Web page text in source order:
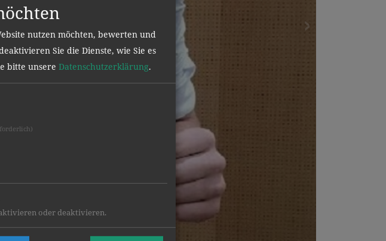
nutzen möchten, bewerten und
Sie die Dienste, wie Sie es
bitte unsere Datenschutzerklärung.
oder deaktivieren.